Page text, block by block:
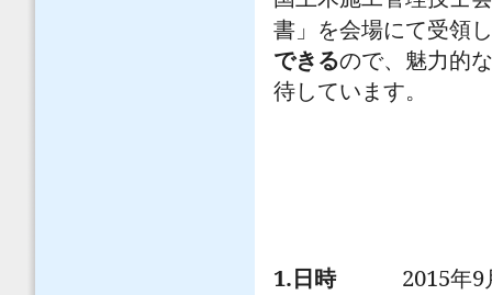
書」を会場にて受領
できるので、魅力的
待しています。
1. 日時 2015年9